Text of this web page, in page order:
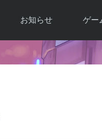
お知らせ
お知らせ一覧
ゲー
ソウ